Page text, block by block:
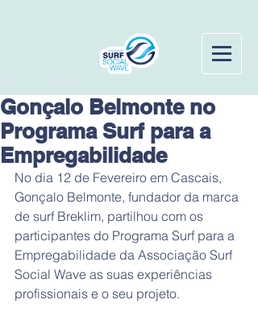
Gonçalo Belmonte no
Programa Surf para a
Empregabilidade
No dia 12 de Fevereiro em Cascais,
Gonçalo Belmonte, fundador da marca
de surf Breklim, partilhou com os
participantes do Programa Surf para a
Empregabilidade da Associação Surf
Social Wave as suas experiências
profissionais e o seu projeto.